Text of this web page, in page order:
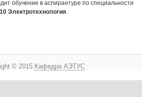
обучение в аспирантуре по специальности
Электротехнология.
© 2015 Кафедра АЭТУС